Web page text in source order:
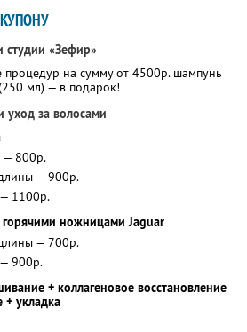
студии «Зефир»
на сумму от 4500р. шампунь
мл) — в подарок!
уход за волосами
— 800р.
— 900р.
1100р.
ножницами Jaguar
— 700р.
900р.
+ коллагеновое восстановление
укладка